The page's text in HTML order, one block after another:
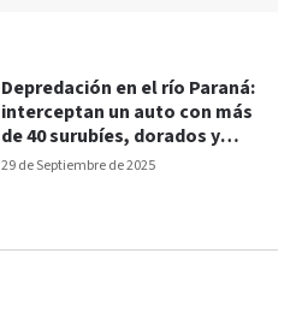
29 de Septiembre de 2025
Depredación en el río Paraná:
interceptan un auto con más
de 40 surubíes, dorados y
patíes